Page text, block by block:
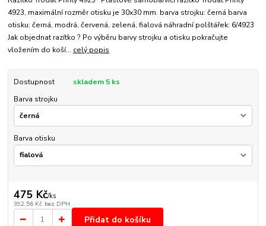
4923, maximální rozměr otisku je 30x30 mm. barva strojku: černá barva
otisku: černá, modrá, červená, zelená, fialová náhradní polštářek: 6/4923
Jak objednat razítko ? Po výběru barvy strojku a otisku pokračujte
vložením do koší... celý popis
Dostupnost
skladem 5 ks
Barva strojku
Barva otisku
475 Kč/ks
392,56 Kč bez DPH
Přidat do košíku